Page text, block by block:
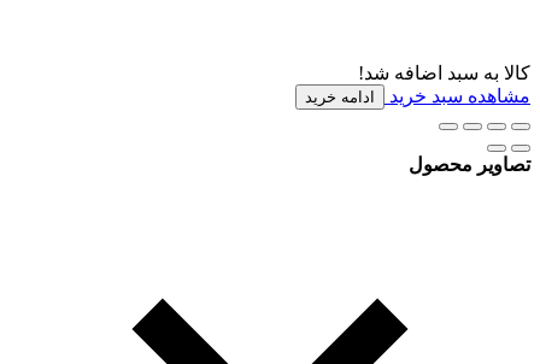
کالا به سبد اضافه شد!
مشاهده سبد خرید
ادامه خرید
تصاویر محصول